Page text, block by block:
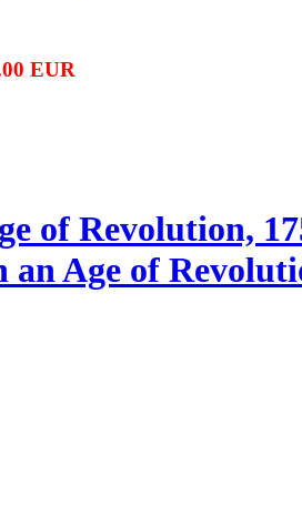
EUR
of Revolution,
an Age of